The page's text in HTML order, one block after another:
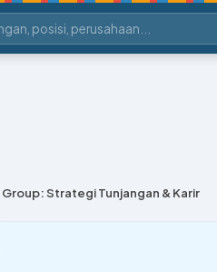
Group: Strategi Tunjangan & Karir